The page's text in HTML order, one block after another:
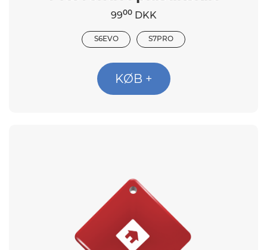
9900DKK
S6EVO S7PRO
KØB +